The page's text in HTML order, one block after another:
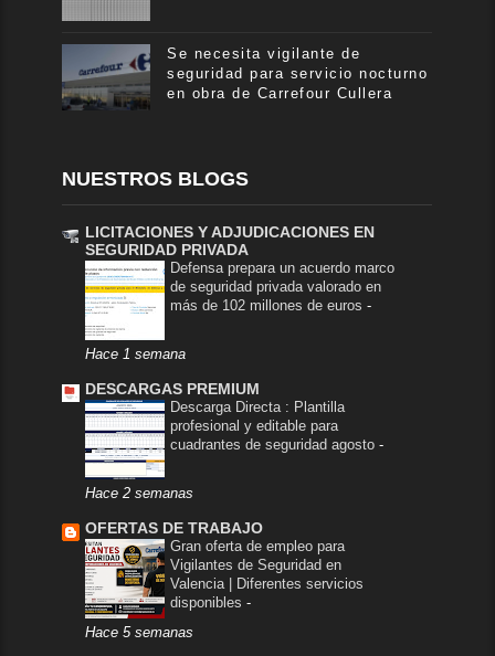
Se necesita vigilante de
seguridad para servicio nocturno
en obra de Carrefour Cullera
NUESTROS BLOGS
LICITACIONES Y ADJUDICACIONES EN
SEGURIDAD PRIVADA
Defensa prepara un acuerdo marco
de seguridad privada valorado en
más de 102 millones de euros-
Hace 1 semana
DESCARGAS PREMIUM
Descarga Directa : Plantilla
profesional y editable para
cuadrantes de seguridad agosto-
Hace 2 semanas
OFERTAS DE TRABAJO
Gran oferta de empleo para
Vigilantes de Seguridad en
Valencia | Diferentes servicios
disponibles-
Hace 5 semanas